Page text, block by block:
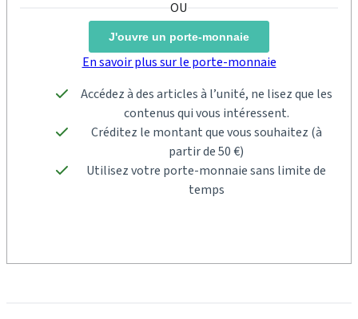
J'ouvre un porte-monnaie
En savoir plus sur le porte-monnaie
Accédez à des articles à l’unité, ne lisez que les
contenus qui vous intéressent.
Créditez le montant que vous souhaitez (à
partir de 50 €)
Utilisez votre porte-monnaie sans limite de
temps